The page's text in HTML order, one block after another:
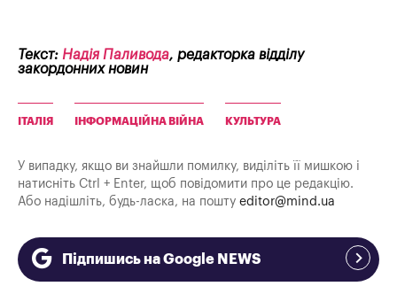
Текст: Надія Паливода, редакторка відділу
закордонних новин
ІТАЛІЯ ІНФОРМАЦІЙНА ВІЙНА КУЛЬТУРА
У випадку, якщо ви знайшли помилку, виділіть її мишкою і
натисніть Ctrl + Enter, щоб повідомити про це редакцію.
Або надішліть, будь-ласка, на пошту editor@mind.ua
Підпишись на Google NEWS